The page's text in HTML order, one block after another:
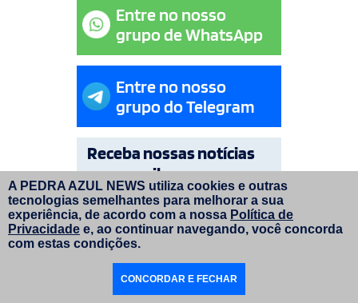
Entre no nosso
grupo de WhatsApp
Entre no nosso
grupo do Telegram
Receba nossas notícias
por e-mail
OK
© Copyright Pedra Azul News 2026. Todos os direitos
reservados. | Layout do site:faroldesign.com.br
Programação e manutenção:inversadigital.com.br
A PEDRA AZUL NEWS utiliza cookies e outras
tecnologias semelhantes para melhorar a sua
experiência, de acordo com a nossa Política de
Privacidade e, ao continuar navegando, você concorda
com estas condições.
CONCORDAR E FECHAR